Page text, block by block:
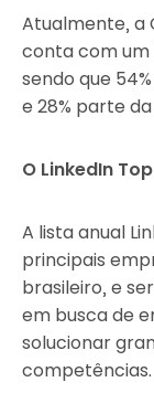
Atualmente, a
conta com um
sendo que
e 28% parte
O LinkedIn
A lista anual
principais
brasileiro, e
em busca de
solucionar
competências.